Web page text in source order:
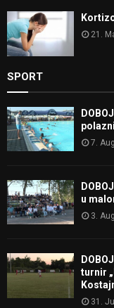
21.
SPORT
7.
u
3.
turnir
31.